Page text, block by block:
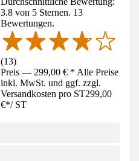
3.8 von 5 Sternen. 13
Bewertungen.
(13)
Preis — 299,00 € * Alle Preise
inkl. MwSt. und ggf. zzgl.
Versandkosten pro ST299,00
€*/ ST